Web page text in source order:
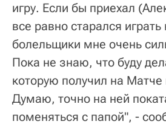
игру. Если бы приехал
все равно старался
болельщики мне очень
Пока не знаю, что буду
которую получил на Матче
Думаю, точно на ней
поменяться с папой", -